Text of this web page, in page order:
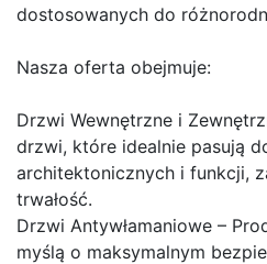
dostosowanych do
Nasza oferta obejmuje:
Drzwi Wewnętrzne i
drzwi, które idealnie pasują
architektonicznych i funkcji,
trwałość.
Drzwi Antywłamaniowe –
myślą o maksymalnym